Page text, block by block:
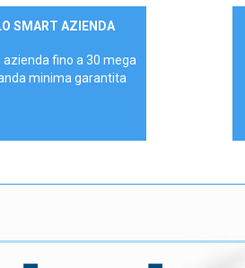
SMART AZIENDA
azienda fino a 30 mega
minima garantita